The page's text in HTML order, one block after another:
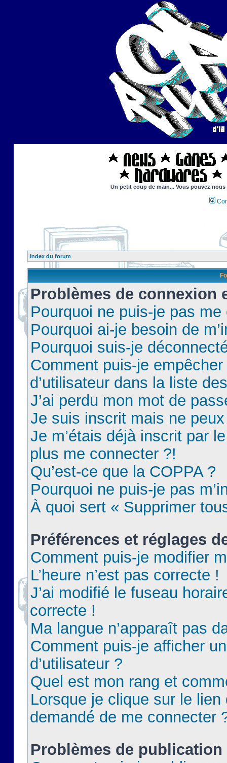
Un petit coup de main... Vous pouvez
Index du forum
Problèmes de connexion
Pourquoi ne puis-je pas
Pourquoi ai-je besoin de
Pourquoi suis-je
Comment puis-je
d’utilisateur dans la liste
J’ai perdu mon mot de
Je suis inscrit mais ne
Je m’étais déjà inscrit par
plus me connecter ?!
Qu’est-ce que la COPPA ?
Pourquoi ne puis-je pas
À quoi sert « Supprimer
Préférences et réglages
Comment puis-je modifier
L’heure n’est pas correcte !
J’ai modifié le fuseau
correcte !
Ma langue n’apparaît pas
Comment puis-je afficher
d’utilisateur ?
Quel est mon rang et
Lorsque je clique sur le lien
demandé de me connecter
Problèmes de publication